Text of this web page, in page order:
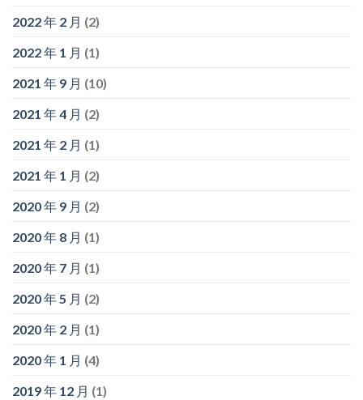
2022 年 2 月 (2)
2022 年 1 月 (1)
2021 年 9 月 (10)
2021 年 4 月 (2)
2021 年 2 月 (1)
2021 年 1 月 (2)
2020 年 9 月 (2)
2020 年 8 月 (1)
2020 年 7 月 (1)
2020 年 5 月 (2)
2020 年 2 月 (1)
2020 年 1 月 (4)
2019 年 12 月 (1)